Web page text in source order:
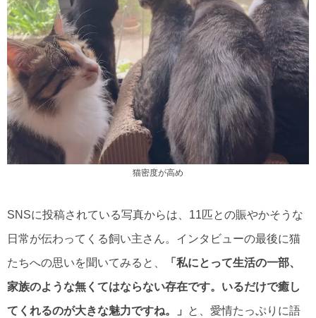
猫密度が高め
SNSに投稿されている写真からは、11匹との賑やかそうな
日常が伝わってくる飼い主さん。インタビューの最後に猫
たちへの思いを聞いてみると、
「私にとって生活の一部、
家族のような無くてはならない存在です。いるだけで癒し
てくれるのが大きな魅力ですね。」
と、愛情たっぷりに語